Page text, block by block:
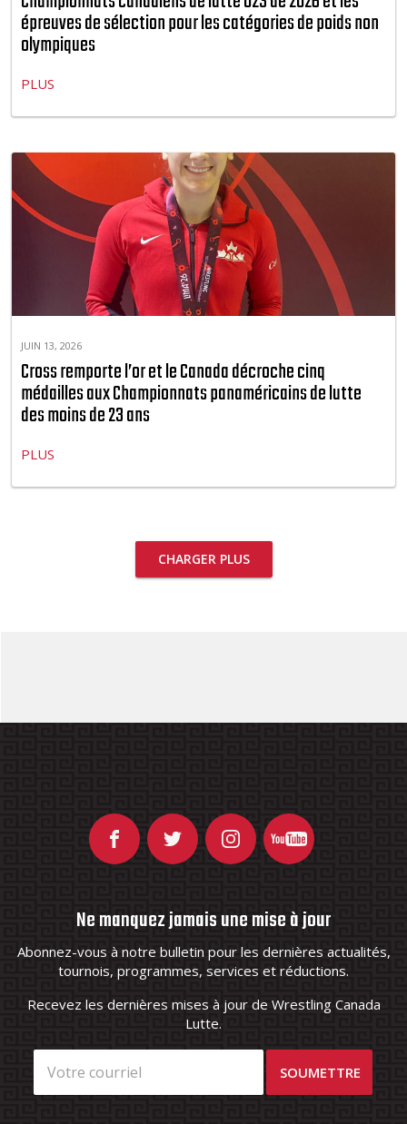
épreuves de sélection pour les catégories de poids non
olympiques
PLUS
JUIN 13, 2026
Cross remporte l’or et le Canada décroche cinq
médailles aux Championnats panaméricains de lutte
des moins de 23 ans
PLUS
CHARGER PLUS
Ne manquez jamais une mise à jour
Abonnez-vous à notre bulletin pour les dernières actualités,
tournois, programmes, services et réductions.
Recevez les dernières mises à jour de Wrestling Canada
Lutte.